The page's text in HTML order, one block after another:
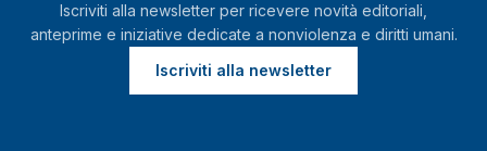
Iscriviti alla newsletter per ricevere novità editoriali,
anteprime e iniziative dedicate a nonviolenza e diritti umani.
Iscriviti alla newsletter